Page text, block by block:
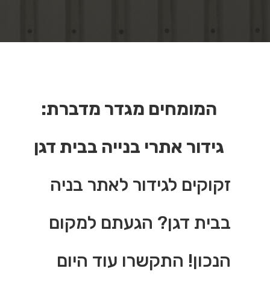
המומחים מגדר מדברת:
גידור אתרי בנייה בבית דגן
זקוקים לגידור לאתר בניה
בבית דגן? הגעתם למקום
הנכון! התקשרו עוד היום